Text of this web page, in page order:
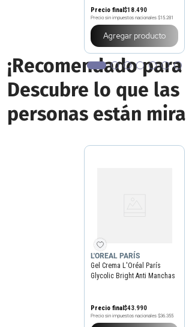
Precio final$18.490
Precio sin impuestos nacionales $15.281
Agregar producto
¡Recomendado
Descubre lo que las
personas están
L'OREAL PARÍS
Gel Crema L'Oréal París
Glycolic Bright Anti Manchas
Precio final$43.990
Precio sin impuestos nacionales $36.355